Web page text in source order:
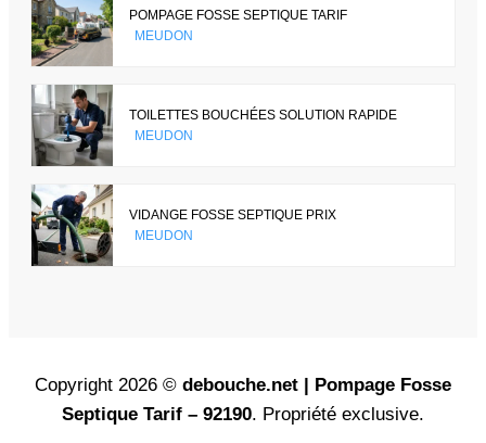
POMPAGE FOSSE SEPTIQUE TARIF
MEUDON
TOILETTES BOUCHÉES SOLUTION RAPIDE
MEUDON
VIDANGE FOSSE SEPTIQUE PRIX
MEUDON
Copyright 2026 © debouche.net | Pompage Fosse
Septique Tarif – 92190. Propriété exclusive.